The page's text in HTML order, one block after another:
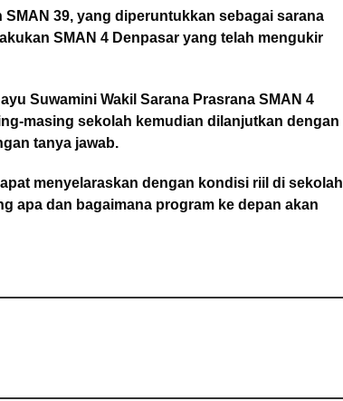
39, yang diperuntukkan sebagai sarana
SMAN 4 Denpasar yang telah mengukir
Suwamini Wakil Sarana Prasrana SMAN 4
masing sekolah kemudian dilanjutkan dengan
tanya jawab.
menyelaraskan dengan kondisi riil di sekolah
apa dan bagaimana program ke depan akan